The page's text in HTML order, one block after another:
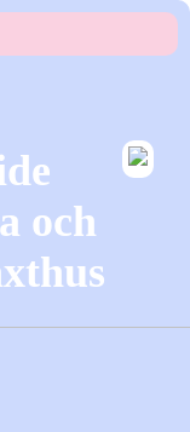
och